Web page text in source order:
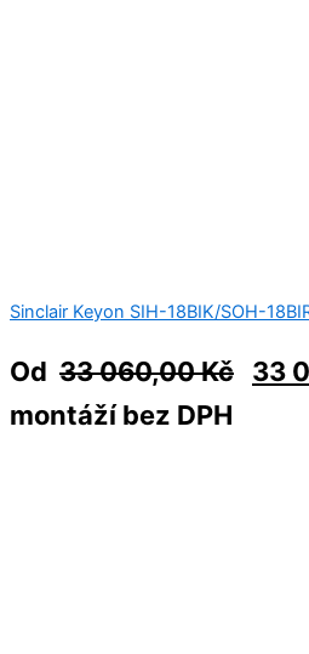
Sinclair Keyon SIH-18BIK/SOH-
Od 33 060,00Kč 33
montáží bez DPH